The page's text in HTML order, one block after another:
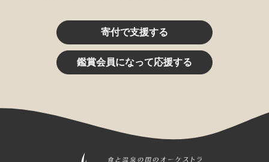
寄付で支援する
鑑賞会員になって応援する